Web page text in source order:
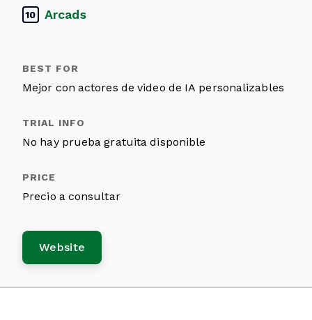
10 Arcads
Mejor con actores de video de IA personalizables
No hay prueba gratuita disponible
Precio a consultar
Website